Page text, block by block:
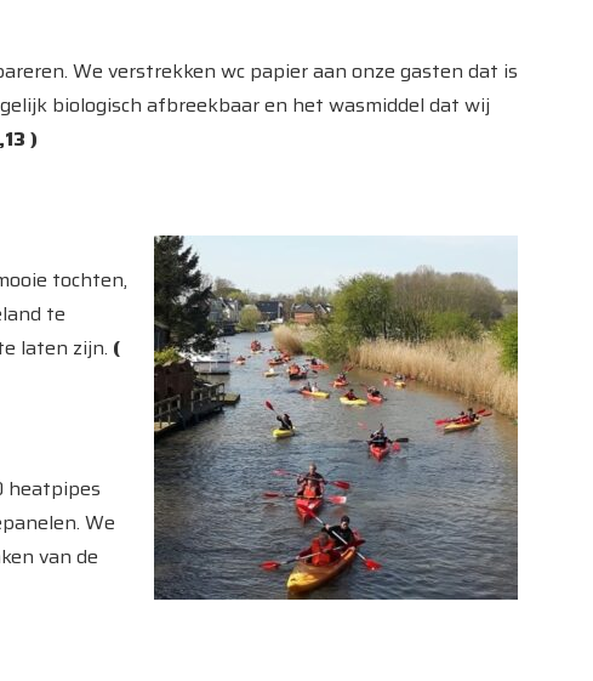
We verstrekken wc papier aan onze gasten dat is
biologisch afbreekbaar en het wasmiddel dat wij
)
tochten,
te
laten zijn. (
heatpipes
We
van de